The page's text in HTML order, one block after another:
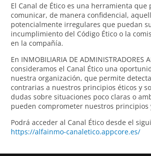
El Canal de Ético es una herramienta que
comunicar, de manera confidencial,
potencialmente irregulares que puedan
incumplimiento del Código Ético o la
en la compañía.
En INMOBILIARIA DE ADMINISTRADORES
consideramos el Canal Ético una
nuestra organización, que permite
contrarias a nuestros principios éticos y
dudas sobre situaciones poco claras o
pueden comprometer nuestros principios
Podrá acceder al Canal Ético desde el
https://alfainmo-canaletico.appcore.es/